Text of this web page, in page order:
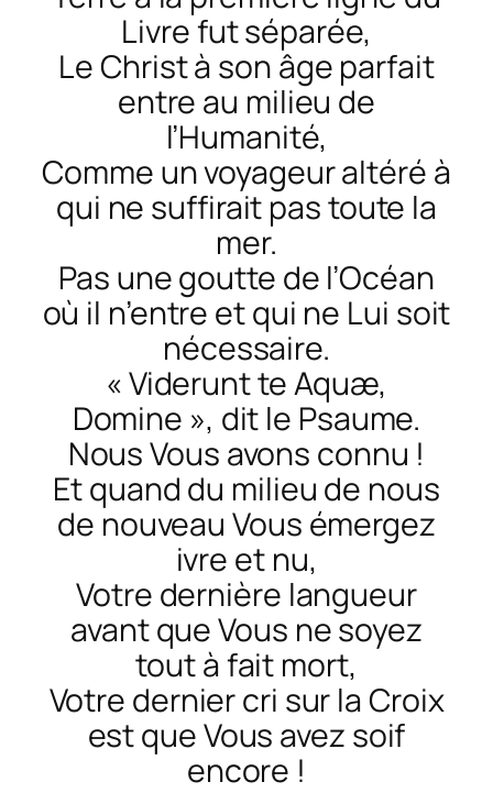
Livre fut séparée,
Le Christ à son âge parfait
entre au milieu de
l’Humanité,
Comme un voyageur altéré à
qui ne suffirait pas toute la
mer.
Pas une goutte de l’Océan
où il n’entre et qui ne Lui soit
nécessaire.
« Viderunt te Aquæ,
Domine », dit le Psaume.
Nous Vous avons connu !
Et quand du milieu de nous
de nouveau Vous émergez
ivre et nu,
Votre dernière langueur
avant que Vous ne soyez
tout à fait mort,
Votre dernier cri sur la Croix
est que Vous avez soif
encore !